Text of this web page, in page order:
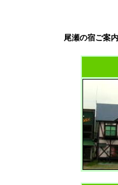
尾瀬の宿ご案